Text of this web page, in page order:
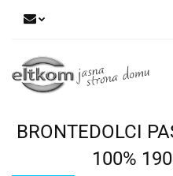
BRONTEDOLCI
100%